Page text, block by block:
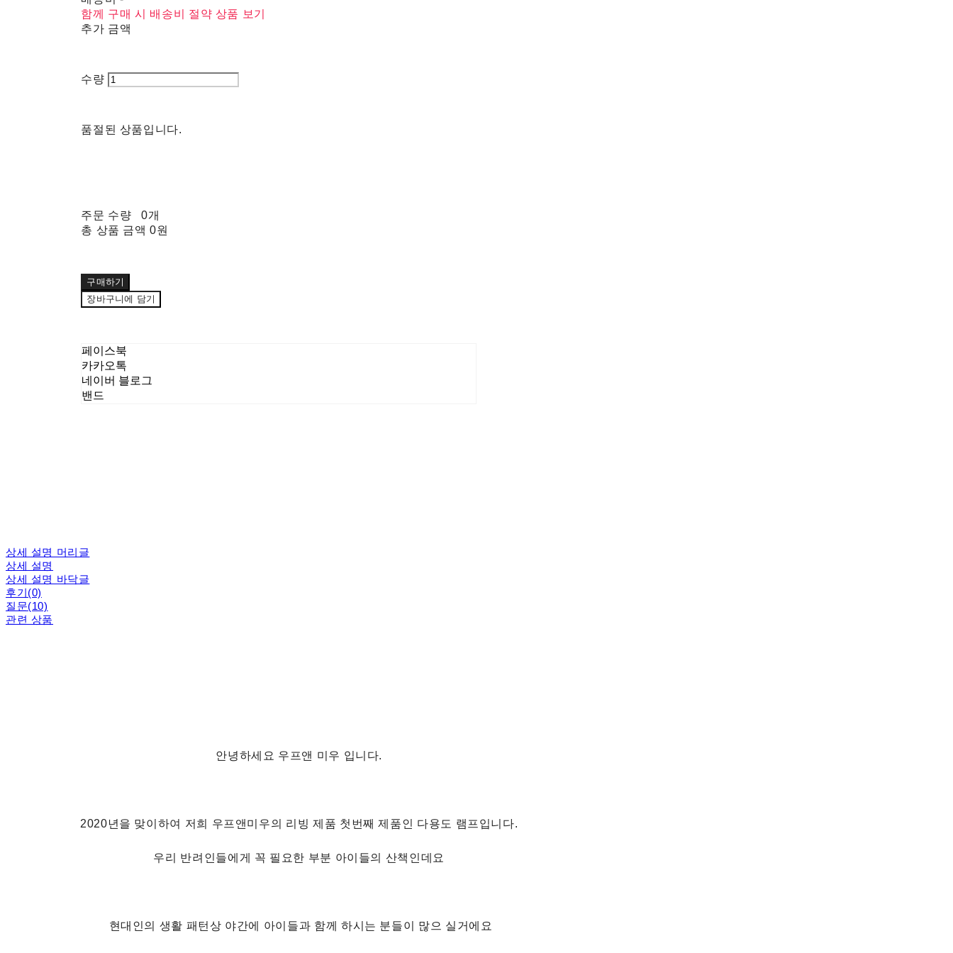
함께 구매 시 배송비 절약 상품 보기
추가 금액
수량
품절된 상품입니다.
주문 수량
0개
총 상품 금액 0원
구매하기
장바구니에 담기
페이스북
카카오톡
네이버 블로그
밴드
상세 설명 머리글
상세 설명
상세 설명 바닥글
후기(0)
질문(10)
관련 상품
안녕하세요 우프앤 미우 입니다.
2020년을 맞이하여 저희 우프앤미우의 리빙 제품 첫번째 제품인 다용도 램프입니다.
우리 반려인들에게 꼭 필요한 부분 아이들의 산책인데요
현대인의 생활 패턴상 야간에 아이들과 함께 하시는 분들이 많으 실거에요